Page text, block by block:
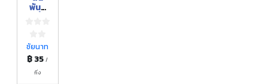
พันธุ์
ชัยนาท
฿ 35/
กิ่ง